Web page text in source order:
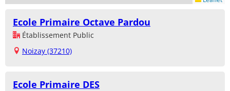
Ecole Primaire Octave Pardou
Établissement Public
Noizay (37210)
Ecole Primaire DES